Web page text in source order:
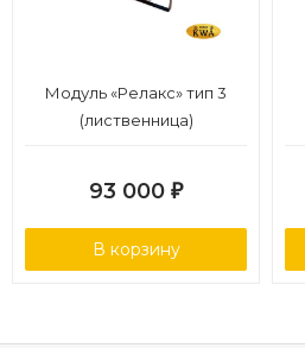
Модуль «Релакс» тип 3
(лиственница)
93 000 ₽
В корзину